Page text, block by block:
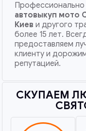
Профессионально
автовыкуп мото
Киеви другого
более 15 лет.
предоставляем
клиенту и
репутацией.
СКУПАЕМ